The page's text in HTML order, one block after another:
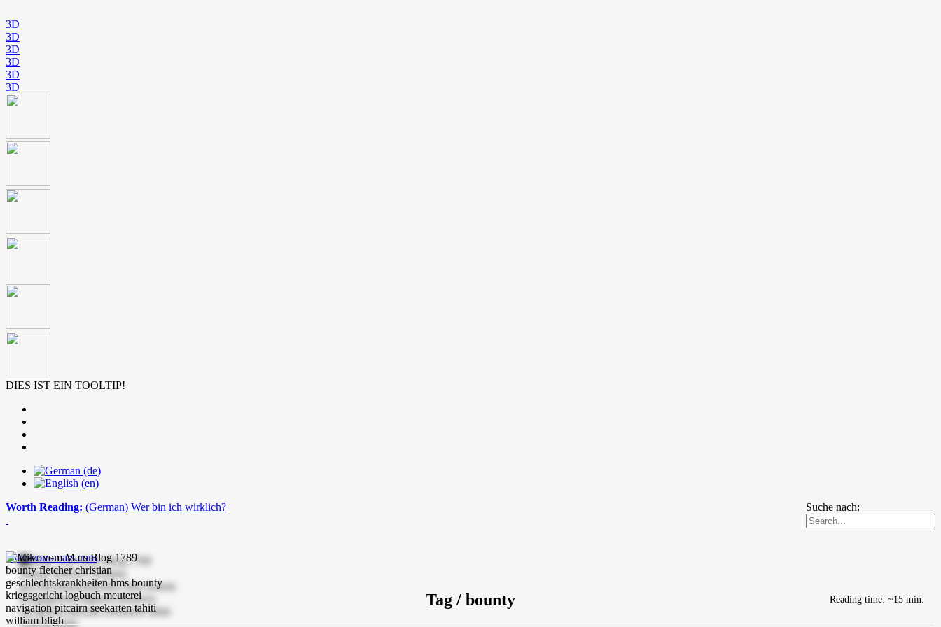
3D
3D
3D
3D
3D
3D
DIES IST EIN TOOLTIP!
Suche nach:
Worth Reading: (German) Wer bin ich wirklich?
mike-vom-mars.com
Tag / bounty Reading time: ~15 min.